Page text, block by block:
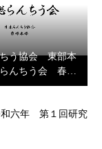
う協会 東部本
んちう会 春…
六年 第１回研究